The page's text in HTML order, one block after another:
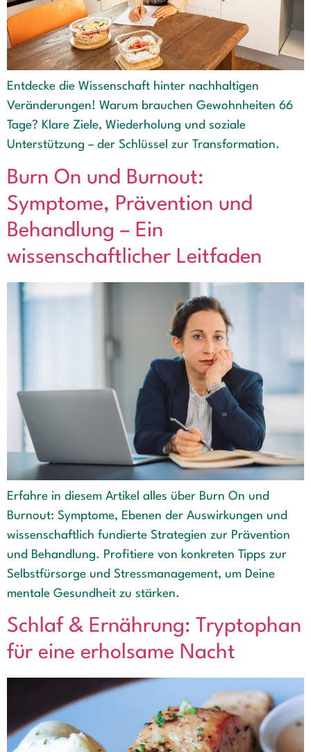
Entdecke die Wissenschaft hinter nachhaltigen
Veränderungen! Warum brauchen Gewohnheiten 66
Tage? Klare Ziele, Wiederholung und soziale
Unterstützung – der Schlüssel zur Transformation.
Burn On und Burnout:
Symptome, Prävention und
Behandlung – Ein
wissenschaftlicher Leitfaden
Erfahre in diesem Artikel alles über Burn On und
Burnout: Symptome, Ebenen der Auswirkungen und
wissenschaftlich fundierte Strategien zur Prävention
und Behandlung. Profitiere von konkreten Tipps zur
Selbstfürsorge und Stressmanagement, um Deine
mentale Gesundheit zu stärken.
Schlaf & Ernährung: Tryptophan
für eine erholsame Nacht